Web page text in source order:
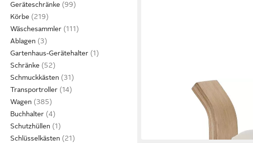
Geräteschränke
Körbe
Wäschesammler
Ablagen
Gartenhaus-Gerätehalter
Schränke
Schmuckkästen
Transportroller
Wagen
Buchhalter
Schutzhüllen
Schlüsselkästen
WC-Garnitur Samona Nature
81,99 €